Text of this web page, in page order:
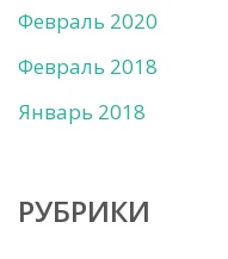
Февраль 2020
Февраль 2018
Январь 2018
РУБРИКИ